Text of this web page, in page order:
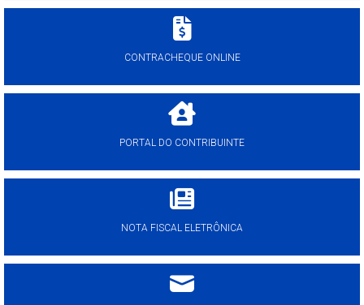
CONTRACHEQUE ONLINE
PORTAL DO CONTRIBUINTE
NOTA FISCAL ELETRÔNICA